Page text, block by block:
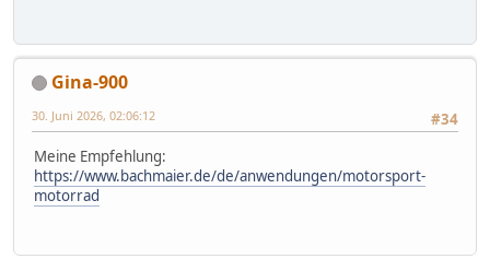
Gina-900
#34
30. Juni 2026, 02:06:12
Meine Empfehlung:
https://www.bachmaier.de/de/anwendungen/motorsport-
motorrad